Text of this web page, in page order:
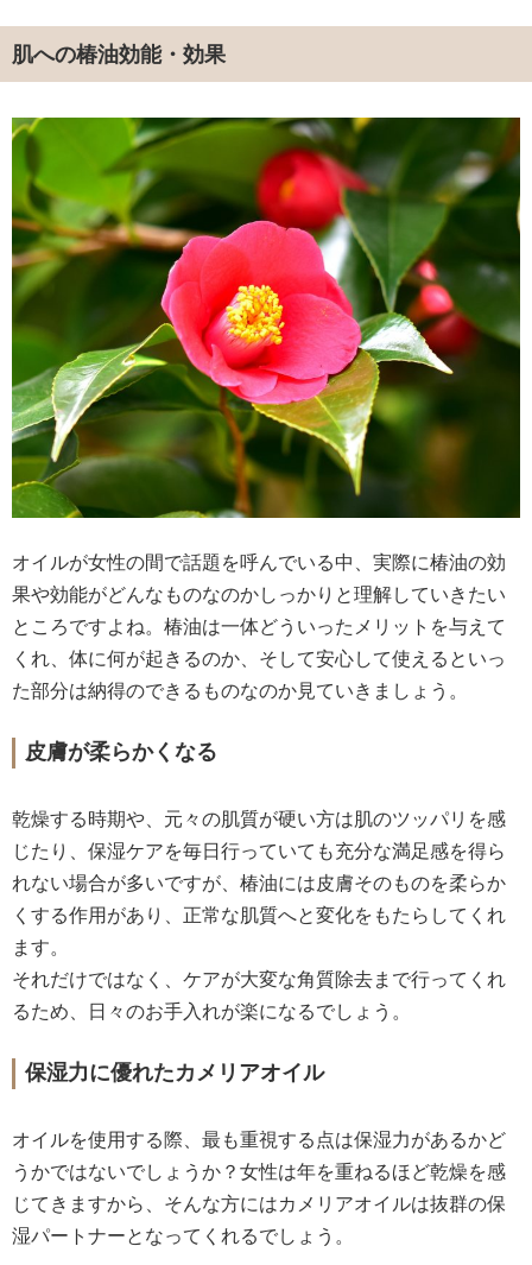
肌への椿油効能・効果
オイルが女性の間で話題を呼んでいる中、実際に椿油の効
果や効能がどんなものなのかしっかりと理解していきたい
ところですよね。椿油は一体どういったメリットを与えて
くれ、体に何が起きるのか、そして安心して使えるといっ
た部分は納得のできるものなのか見ていきましょう。
皮膚が柔らかくなる
乾燥する時期や、元々の肌質が硬い方は肌のツッパリを感
じたり、保湿ケアを毎日行っていても充分な満足感を得ら
れない場合が多いですが、椿油には皮膚そのものを柔らか
くする作用があり、正常な肌質へと変化をもたらしてくれ
ます。
それだけではなく、ケアが大変な角質除去まで行ってくれ
るため、日々のお手入れが楽になるでしょう。
保湿力に優れたカメリアオイル
オイルを使用する際、最も重視する点は保湿力があるかど
うかではないでしょうか？女性は年を重ねるほど乾燥を感
じてきますから、そんな方にはカメリアオイルは抜群の保
湿パートナーとなってくれるでしょう。